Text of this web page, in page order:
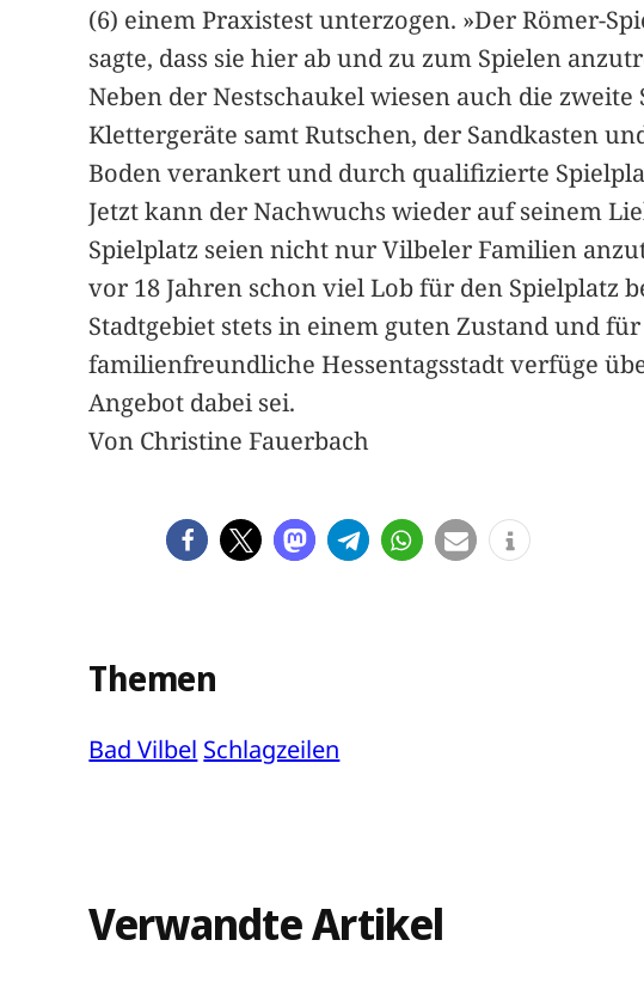
(6) einem Praxistest unterzogen. »Der Römer-
sagte, dass sie hier ab und zu zum Spielen
Neben der Nestschaukel wiesen auch die
Klettergeräte samt Rutschen, der Sandkasten
Boden verankert und durch qualifizierte
Jetzt kann der Nachwuchs wieder auf seinem
Spielplatz seien nicht nur Vilbeler Familien
vor 18 Jahren schon viel Lob für den Spielplatz
Stadtgebiet stets in einem guten Zustand und
familienfreundliche Hessentagsstadt verfüge
Angebot dabei sei.
Von Christine Fauerbach
Themen
Bad Vilbel Schlagzeilen
Verwandte Artikel